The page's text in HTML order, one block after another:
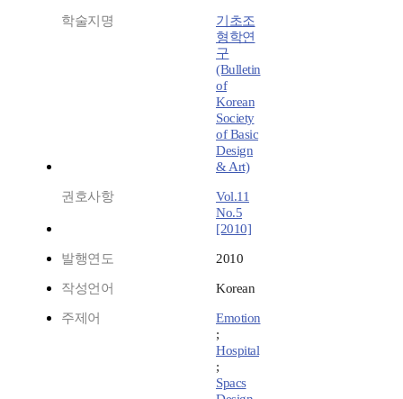
학술지명
기초조
형학연
구
(Bulletin
of
Korean
Society
of Basic
Design
& Art)
권호사항
Vol.11
No.5
[2010]
발행연도 2010
작성언어 Korean
주제어
Emotion
;
Hospital
;
Spacs